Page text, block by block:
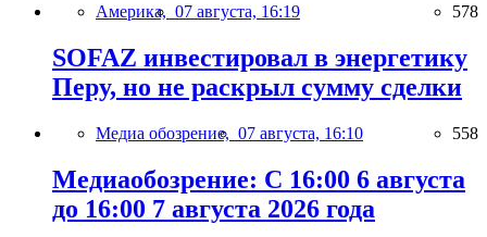
Америка, 07 августа, 16:19 578
SOFAZ инвестировал в энергетику
Перу, но не раскрыл сумму сделки
Медиа обозрение, 07 августа, 16:10 558
Медиаобозрение: С 16:00 6 августа
до 16:00 7 августа 2026 года